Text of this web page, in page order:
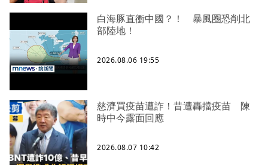
白海豚直衝中國？！ 暴風圈恐削北
部陸地！
2026.08.06 19:55
慈濟買疫苗遭詐！昔遭轟擋疫苗 陳
時中今露面回應
2026.08.07 10:42